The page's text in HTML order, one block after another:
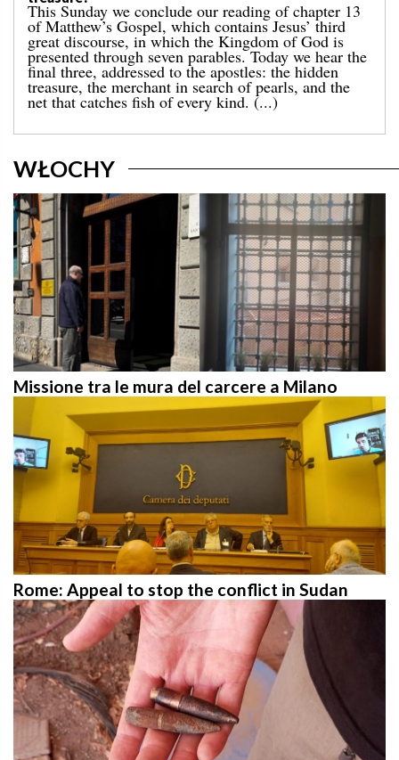
Last Sunday’s Gospel told us about the miracle of
the multiplication of the loaves for a great crowd in a
deserted place, which ended with the gathering of
twelve baskets full of leftovers. That event is
followed by today’s well-known episode, in which
Jesus walks on the sea. [...]
WŁOCHY
Missione tra le mura del carcere a Milano
Rome: Appeal to stop the conflict in Sudan